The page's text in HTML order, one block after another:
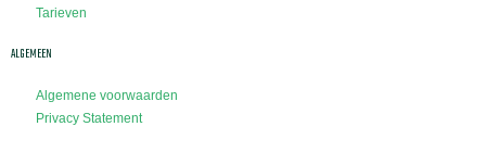
Tarieven
ALGEMEEN
Algemene voorwaarden
Privacy Statement